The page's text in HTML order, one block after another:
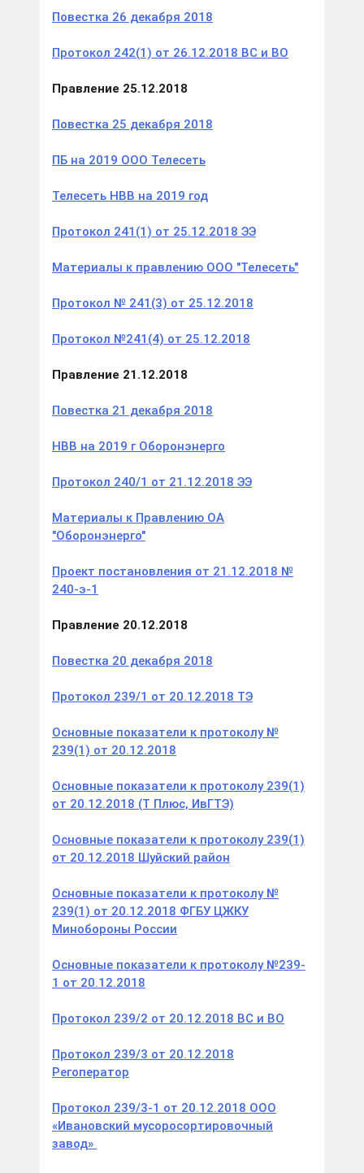
Повестка 26 декабря 2018
Протокол 242(1) от 26.12.2018 ВС и ВО
Правление 25.12.2018
Повестка 25 декабря 2018
ПБ на 2019 ООО Телесеть
Телесеть НВВ на 2019 год
Протокол 241(1) от 25.12.2018 ЭЭ
Материалы к правлению ООО "Телесеть"
Протокол № 241(3) от 25.12.2018
Протокол №241(4) от 25.12.2018
Правление 21.12.2018
Повестка 21 декабря 2018
НВВ на 2019 г Оборонэнерго
Протокол 240/1 от 21.12.2018 ЭЭ
Материалы к Правлению ОА
"Оборонэнерго"
Проект постановления от 21.12.2018 №
240-э-1
Правление 20.12.2018
Повестка 20 декабря 2018
Протокол 239/1 от 20.12.2018 ТЭ
Основные показатели к протоколу №
239(1) от 20.12.2018
Основные показатели к протоколу 239(1)
от 20.12.2018 (Т Плюс, ИвГТЭ)
Основные показатели к протоколу 239(1)
от 20.12.2018 Шуйский район
Основные показатели к протоколу №
239(1) от 20.12.2018 ФГБУ ЦЖКУ
Минобороны России
Основные показатели к протоколу №239-
1 от 20.12.2018
Протокол 239/2 от 20.12.2018 ВС и ВО
Протокол 239/3 от 20.12.2018
Регоператор
Протокол 239/3-1 от 20.12.2018 ООО
«Ивановский мусоросортировочный
завод»